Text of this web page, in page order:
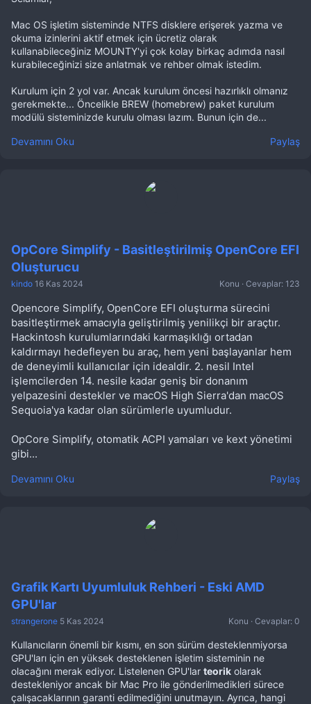
Mac OS işletim sisteminde NTFS disklere erişerek yazma ve
okuma izinlerini aktif etmek için ücretiz olarak
kullanabileceğiniz MOUNTY'yi çok kolay birkaç adımda nasıl
kurabileceğinizi size anlatmak ve rehber olmak istedim.
Kurulum için 2 yol var. Ancak kurulum öncesi hazırlıklı olmanız
gerekmekte... Öncelikle BREW (homebrew) paket kurulum
modülü sisteminizde kurulu olması lazım. Bunun için de...
Paylaş
Devamını Oku
OpCore Simplify - Basitleştirilmiş OpenCore EFI
Oluşturucu
kindo 16 Kas 2024 Konu Cevaplar: 123
Opencore Simplify, OpenCore EFI oluşturma sürecini
basitleştirmek amacıyla geliştirilmiş yenilikçi bir araçtır.
Hackintosh kurulumlarındaki karmaşıklığı ortadan
kaldırmayı hedefleyen bu araç, hem yeni başlayanlar hem
de deneyimli kullanıcılar için idealdir. 2. nesil Intel
işlemcilerden 14. nesile kadar geniş bir donanım
yelpazesini destekler ve macOS High Sierra'dan macOS
Sequoia'ya kadar olan sürümlerle uyumludur.
OpCore Simplify, otomatik ACPI yamaları ve kext yönetimi
gibi...
Paylaş
Devamını Oku
Grafik Kartı Uyumluluk Rehberi - Eski AMD
GPU'lar
strangerone 5 Kas 2024 Konu Cevaplar: 0
Kullanıcıların önemli bir kısmı, en son sürüm desteklenmiyorsa
GPU'ları için en yüksek desteklenen işletim sisteminin ne
olacağını merak ediyor. Listelenen GPU'lar teorik olarak
destekleniyor ancak bir Mac Pro ile gönderilmedikleri sürece
çalışacaklarının garanti edilmediğini unutmayın. Ayrıca, hangi